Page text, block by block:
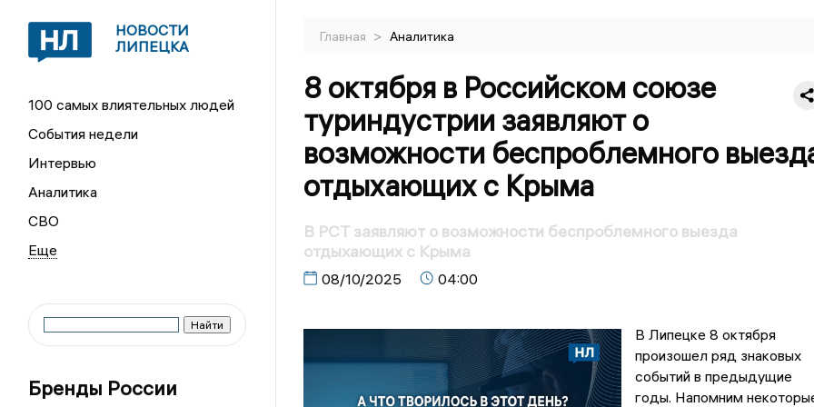
НОВОСТИ
ЛИПЕЦКА
100 самых влиятельных людей
События недели
Интервью
Аналитика
СВО
Бренды России
Главная > Аналитика
8 октября в Российском союзе
туриндустрии заявляют о
возможности беспроблемного
отдыхающих с Крыма
В РСТ заявляют о возможности беспроблемного выезда
отдыхающих с Крыма
08/10/2025 04:00
В Липецке 8 октября
произошел ряд знаковых
событий в предыдущие
годы. Напомним